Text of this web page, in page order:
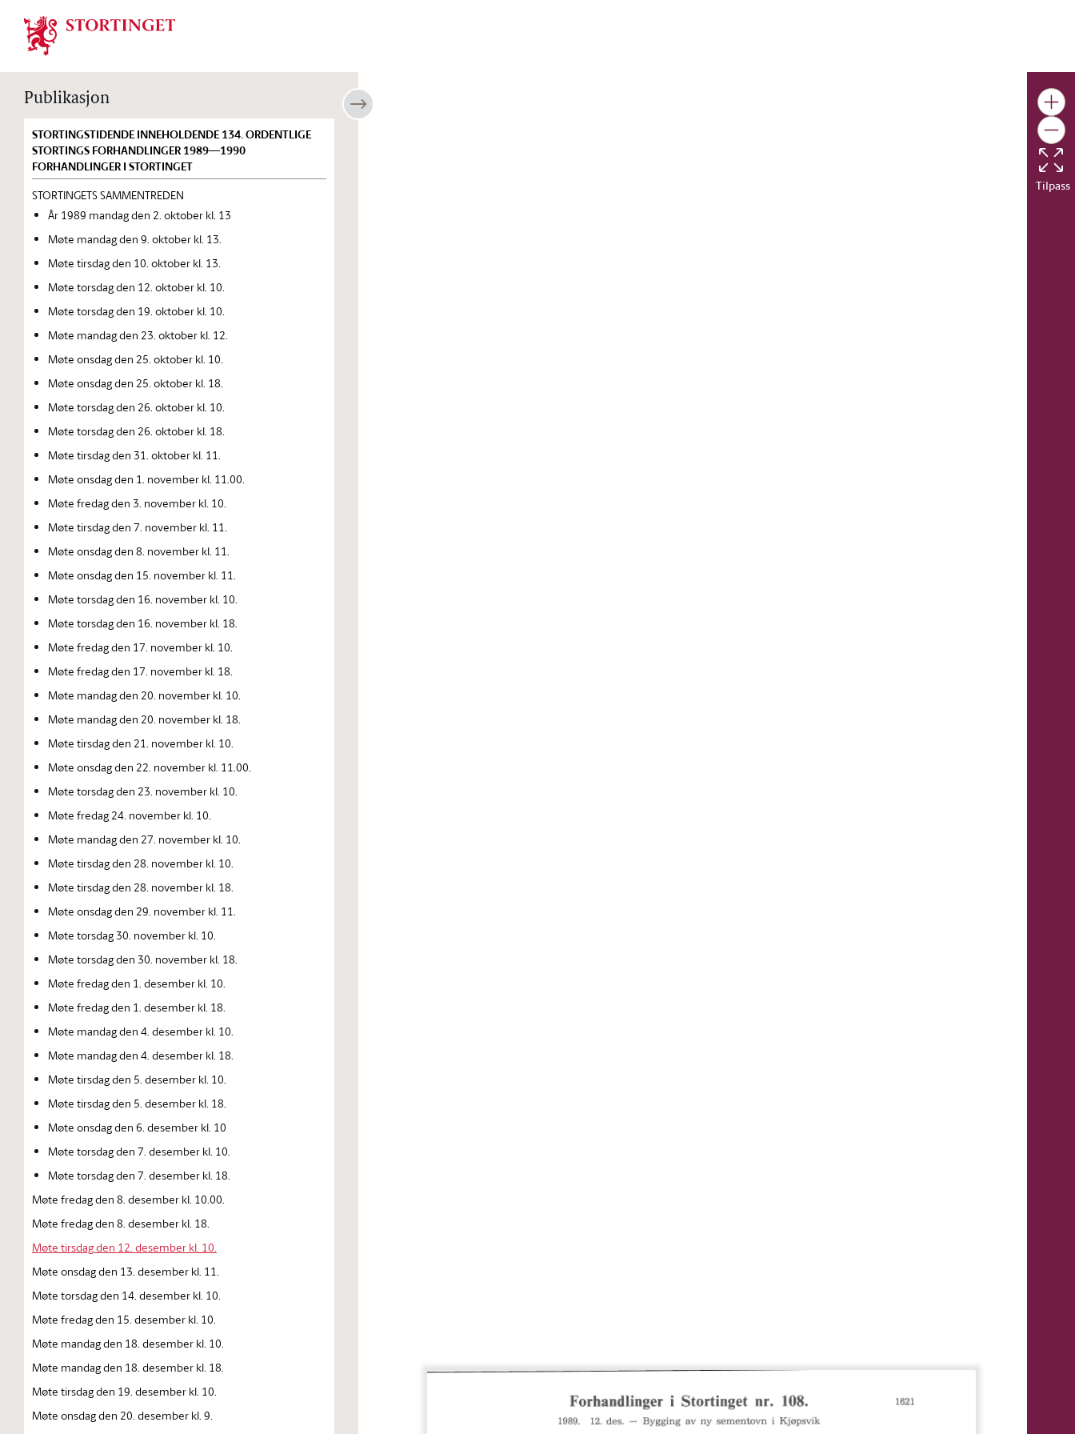
Stortinget.no
Publikasjon
STORTINGSTIDENDE INNEHOLDENDE 134. ORDENTLIGE
STORTINGS FORHANDLINGER 1989—1990
FORHANDLINGER I STORTINGET
STORTINGETS SAMMENTREDEN
År 1989 mandag den 2. oktober kl. 13
Møte mandag den 9. oktober kl. 13.
Møte tirsdag den 10. oktober kl. 13.
Møte torsdag den 12. oktober kl. 10.
Møte torsdag den 19. oktober kl. 10.
Møte mandag den 23. oktober kl. 12.
Møte onsdag den 25. oktober kl. 10.
Møte onsdag den 25. oktober kl. 18.
Møte torsdag den 26. oktober kl. 10.
Møte torsdag den 26. oktober kl. 18.
Møte tirsdag den 31. oktober kl. 11.
Møte onsdag den 1. november kl. 11.00.
Møte fredag den 3. november kl. 10.
Møte tirsdag den 7. november kl. 11.
Møte onsdag den 8. november kl. 11.
Møte onsdag den 15. november kl. 11.
Møte torsdag den 16. november kl. 10.
Møte torsdag den 16. november kl. 18.
Møte fredag den 17. november kl. 10.
Møte fredag den 17. november kl. 18.
Møte mandag den 20. november kl. 10.
Møte mandag den 20. november kl. 18.
Møte tirsdag den 21. november kl. 10.
Møte onsdag den 22. november kl. 11.00.
Møte torsdag den 23. november kl. 10.
Møte fredag 24. november kl. 10.
Møte mandag den 27. november kl. 10.
Møte tirsdag den 28. november kl. 10.
Møte tirsdag den 28. november kl. 18.
Møte onsdag den 29. november kl. 11.
Møte torsdag 30. november kl. 10.
Møte torsdag den 30. november kl. 18.
Møte fredag den 1. desember kl. 10.
Møte fredag den 1. desember kl. 18.
Møte mandag den 4. desember kl. 10.
Møte mandag den 4. desember kl. 18.
Møte tirsdag den 5. desember kl. 10.
Møte tirsdag den 5. desember kl. 18.
Møte onsdag den 6. desember kl. 10
Møte torsdag den 7. desember kl. 10.
Møte torsdag den 7. desember kl. 18.
Møte fredag den 8. desember kl. 10.00.
Møte fredag den 8. desember kl. 18.
Møte tirsdag den 12. desember kl. 10.
Møte onsdag den 13. desember kl. 11.
Møte torsdag den 14. desember kl. 10.
Møte fredag den 15. desember kl. 10.
Møte mandag den 18. desember kl. 10.
Møte mandag den 18. desember kl. 18.
Møte tirsdag den 19. desember kl. 10.
Møte onsdag den 20. desember kl. 9.